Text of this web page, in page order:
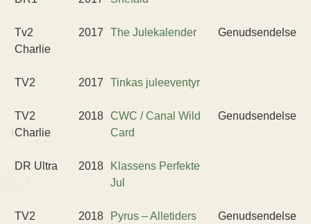
Tv2
Charlie
2017 The Julekalender Genudsendelse
TV2 2017 Tinkas juleeventyr
TV2
Charlie
2018 CWC / Canal Wild
Card
Genudsendelse
DR Ultra 2018
Klassens Perfekte
Jul
TV2 2018 Pyrus – Alletiders Genudsendelse